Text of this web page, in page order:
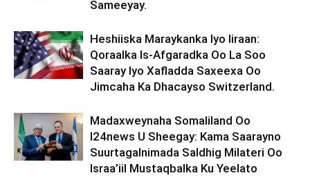
Sameeyay.
Heshiiska Maraykanka Iyo Iiraan:
Qoraalka Is-Afgaradka Oo La Soo
Saaray Iyo Xafladda Saxeexa Oo
Jimcaha Ka Dhacayso Switzerland.
Madaxweynaha Somaliland Oo
I24news U Sheegay: Kama Saarayno
Suurtagalnimada Saldhig Milateri Oo
Israa’iil Mustaqbalka Ku Yeelato